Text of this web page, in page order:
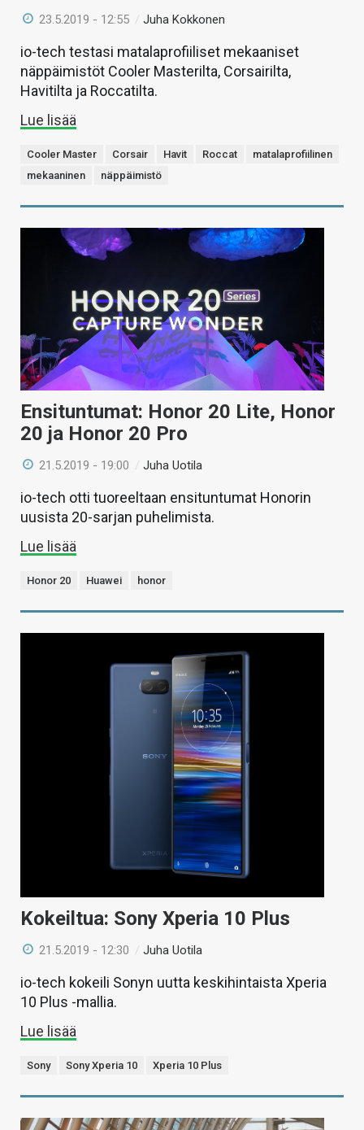
23.5.2019 - 12:55 /Juha Kokkonen
io-tech testasi matalaprofiiliset mekaaniset
näppäimistöt Cooler Masterilta, Corsairilta,
Havitilta ja Roccatilta.
Lue lisää
Cooler Master Corsair Havit Roccat
matalaprofiilinen
mekaaninen
näppäimistö
Ensituntumat: Honor 20 Lite, Honor
20 ja Honor 20 Pro
21.5.2019 - 19:00 /Juha Uotila
io-tech otti tuoreeltaan ensituntumat Honorin
uusista 20-sarjan puhelimista.
Lue lisää
Honor 20 Huawei honor
Kokeiltua: Sony Xperia 10 Plus
21.5.2019 - 12:30 /Juha Uotila
io-tech kokeili Sonyn uutta keskihintaista Xperia
10 Plus -mallia.
Lue lisää
Sony Sony Xperia 10 Xperia 10 Plus